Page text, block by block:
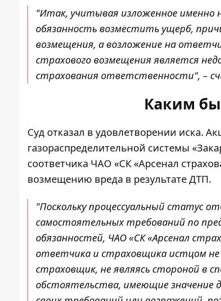
"Итак, учитывая изложенное
обязанность возместить ущерб,
возмещения, а возложение на
страхового возмещения является
страхования ответственности", –
Каким
Суд отказал в удовлетворении иска.
газораспределительной системы
соответчика ЧАО «СК «Арсенал
возмещению вреда в результате ДТП.
"Поскольку процессуальный статус
самостоятельных требований по
обязанностей, ЧАО «СК «Арсенал
ответчика и страховщика истцом
страховщик, не являясь стороной в
обстоятельства, имеющие значение